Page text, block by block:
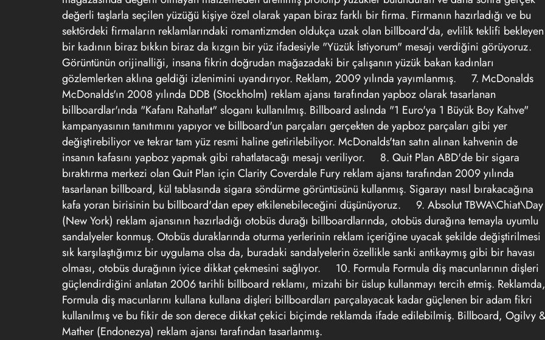
değerli taşlarla seçilen yüzüğü kişiye özel olarak yapan biraz farklı bir firma. Firmanın hazırladığı ve bu
sektördeki firmaların reklamlarındaki romantizmden oldukça uzak olan billboard'da, evlilik teklifi bekleyen
bir kadının biraz bıkkın biraz da kızgın bir yüz ifadesiyle "Yüzük İstiyorum" mesajı verdiğini görüyoruz.
Görüntünün orijinalliği, insana fikrin doğrudan mağazadaki bir çalışanın yüzük bakan kadınları
gözlemlerken aklına geldiği izlenimini uyandırıyor. Reklam, 2009 yılında yayımlanmış.
7. McDonalds
McDonalds'ın 2008 yılında DDB (Stockholm) reklam ajansı tarafından yapboz olarak tasarlanan
billboardlar'ında "Kafanı Rahatlat" sloganı kullanılmış. Billboard aslında "1 Euro'ya 1 Büyük Boy Kahve"
kampanyasının tanıtımını yapıyor ve billboard'un parçaları gerçekten de yapboz parçaları gibi yer
değiştirebiliyor ve tekrar tam yüz resmi haline getirilebiliyor. McDonalds'tan satın alınan kahvenin de
insanın kafasını yapboz yapmak gibi rahatlatacağı mesajı veriliyor.
8. Quit Plan ABD'de bir sigara
bıraktırma merkezi olan Quit Plan için Clarity Coverdale Fury reklam ajansı tarafından 2009 yılında
tasarlanan billboard, kül tablasında sigara söndürme görüntüsünü kullanmış. Sigarayı nasıl bırakacağına
kafa yoran birisinin bu billboard'dan epey etkilenebileceğini düşünüyoruz.
9. AbsolutTBWA\Chiat\Day
(New York) reklam ajansının hazırladığı otobüs durağı billboardlarında, otobüs durağına temayla uyumlu
sandalyeler konmuş. Otobüs duraklarında oturma yerlerinin reklam içeriğine uyacak şekilde değiştirilmesi
sık karşılaştığımız bir uygulama olsa da, buradaki sandalyelerin özellikle sanki antikaymış gibi bir havası
olması, otobüs durağının iyice dikkat çekmesini sağlıyor.
10. Formula Formula diş macunlarının dişleri
güçlendirdiğini anlatan 2006 tarihli billboard reklamı, mizahi bir üslup kullanmayı tercih etmiş. Reklamda,
Formula diş macunlarını kullana kullana dişleri billboardları parçalayacak kadar güçlenen bir adam fikri
kullanılmış ve bu fikir de son derece dikkat çekici biçimde reklamda ifade edilebilmiş. Billboard, Ogilvy
Mather (Endonezya) reklam ajansı tarafından tasarlanmış.